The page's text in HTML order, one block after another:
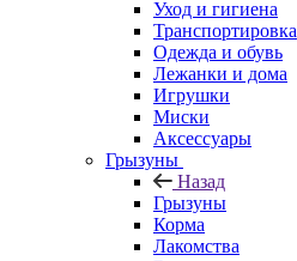
Уход и гигиена
Транспортировка
Одежда и обувь
Лежанки и дома
Игрушки
Миски
Аксессуары
Грызуны
Назад
Грызуны
Корма
Лакомства